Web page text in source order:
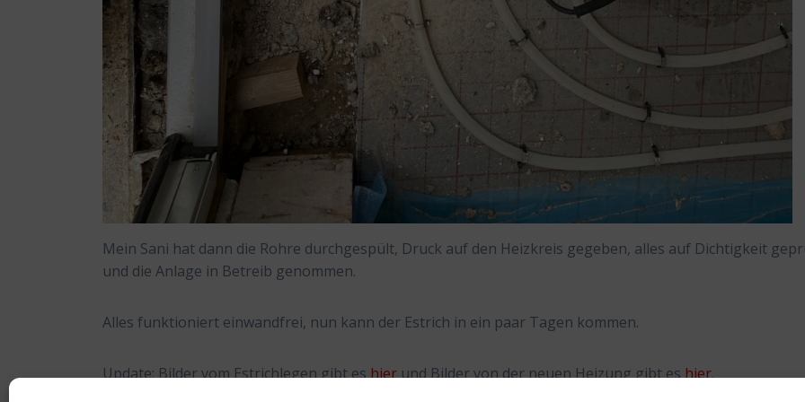
Mein Sani hat dann die Rohre durchgespült, Druck auf den Heizkreis gegeben, alles auf Dichtigkeit
und die Anlage in Betreib genommen.
Alles funktioniert einwandfrei, nun kann der Estrich in ein paar Tagen kommen.
Update: Bilder vom Estrichlegen gibt eshierund Bilder von der neuen Heizung gibt eshier.